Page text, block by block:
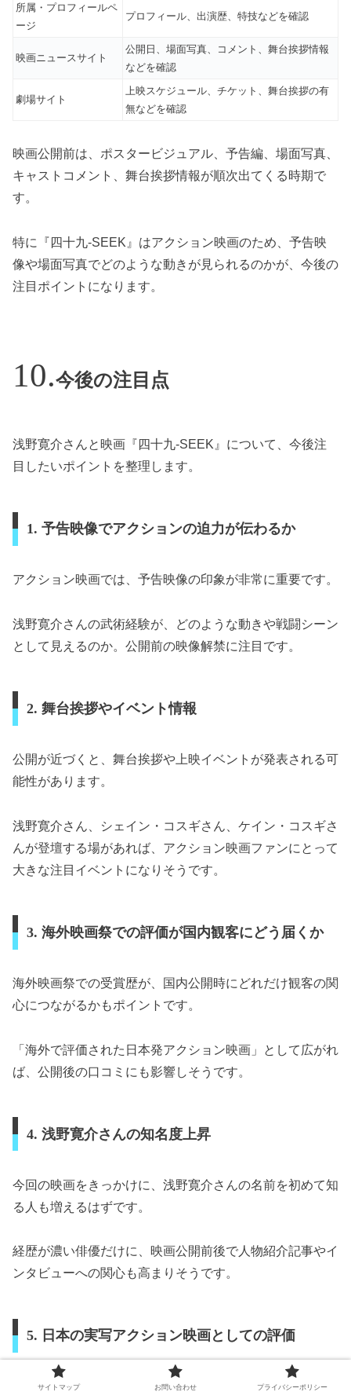
所属・プロフィールペ
ージ
プロフィール、出演歴、特技などを確認
映画ニュースサイト
公開日、場面写真、コメント、舞台挨拶情報
などを確認
劇場サイト
上映スケジュール、チケット、舞台挨拶の有
無などを確認
映画公開前は、ポスタービジュアル、予告編、場面写真、
キャストコメント、舞台挨拶情報が順次出てくる時期で
す。
特に『四十九-SEEK』はアクション映画のため、予告映
像や場面写真でどのような動きが見られるのかが、今後の
注目ポイントになります。
今後の注目点
浅野寛介さんと映画『四十九-SEEK』について、今後注
目したいポイントを整理します。
1. 予告映像でアクションの迫力が伝わるか
アクション映画では、予告映像の印象が非常に重要です。
浅野寛介さんの武術経験が、どのような動きや戦闘シーン
として見えるのか。公開前の映像解禁に注目です。
2. 舞台挨拶やイベント情報
公開が近づくと、舞台挨拶や上映イベントが発表される可
能性があります。
浅野寛介さん、シェイン・コスギさん、ケイン・コスギさ
んが登壇する場があれば、アクション映画ファンにとって
大きな注目イベントになりそうです。
3. 海外映画祭での評価が国内観客にどう届くか
海外映画祭での受賞歴が、国内公開時にどれだけ観客の関
心につながるかもポイントです。
「海外で評価された日本発アクション映画」として広がれ
ば、公開後の口コミにも影響しそうです。
4. 浅野寛介さんの知名度上昇
今回の映画をきっかけに、浅野寛介さんの名前を初めて知
る人も増えるはずです。
経歴が濃い俳優だけに、映画公開前後で人物紹介記事やイ
ンタビューへの関心も高まりそうです。
5. 日本の実写アクション映画としての評価
『四十九-SEEK』が、アクション映画としてどのように
サイトマップ お問い合わせ プライバシーポリシー